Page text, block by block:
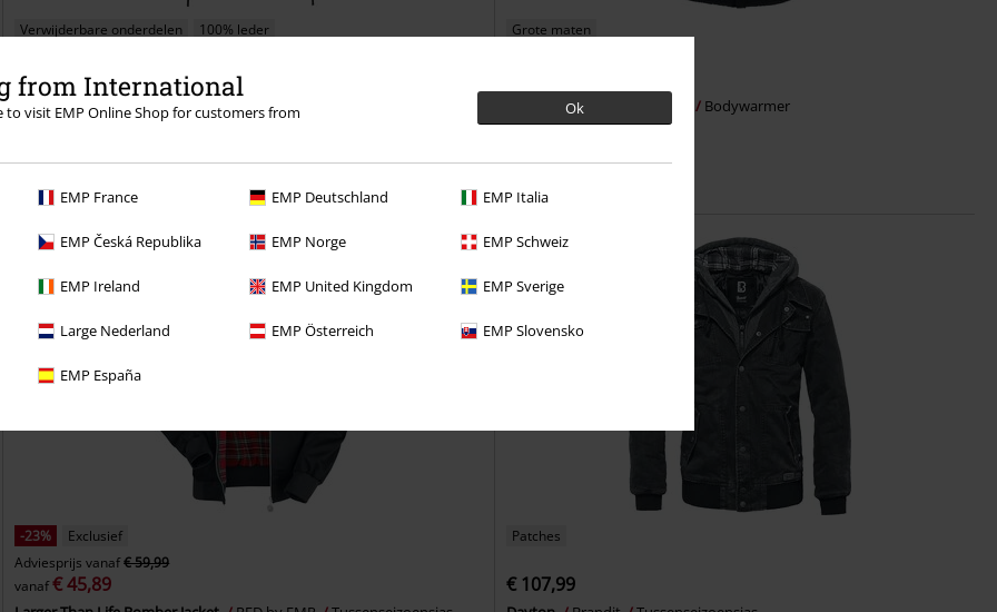
from International
to visit EMP Online Shop for customers from
Ok
EMP France EMP Deutschland EMP Italia
EMP Česká Republika EMP Norge EMP Schweiz
EMP Ireland EMP United Kingdom EMP Sverige
Large Nederland EMP Österreich EMP Slovensko
EMP España
Verwijderbare onderdelen 100% leder
vanaf€ 172,99
Cacey LEGV Mauritius Lederen jas
Grote maten
Wacken Open Air Bodywarmer
-23%
Exclusief
Adviesprijs vanaf€ 59,99
vanaf€ 45,89
Patches
€ 107,99